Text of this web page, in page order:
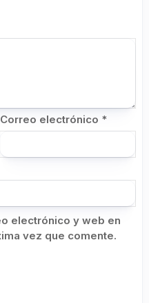
Correo electrónico *
electrónico y web en
vez que comente.